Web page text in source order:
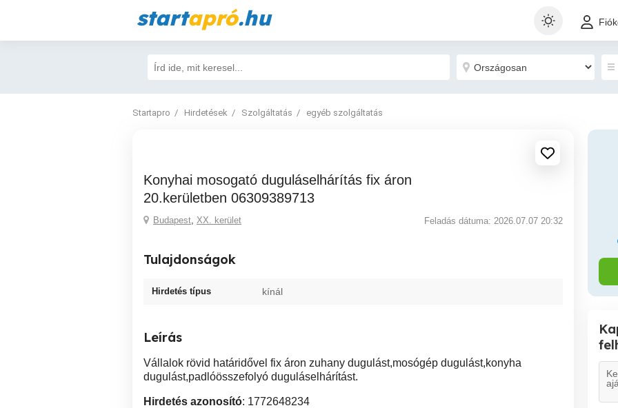
startapró.hu
Startapro Hirdetések Szolgáltatás egyéb szolgáltatás
Konyhai mosogató duguláselhárítás fix áron
20.kerületben 06309389713
Budapest, XX. kerület Feladás dátuma: 2026.07.07 20:32
Tulajdonságok
Hirdetés típus kínál
Leírás
Vállalok rövid határidővel fix áron zuhany dugulást,mosógép dugulást,konyha
dugulást,padlóösszefolyó duguláselhárítást.
Hirdetés azonosító: 1772648234